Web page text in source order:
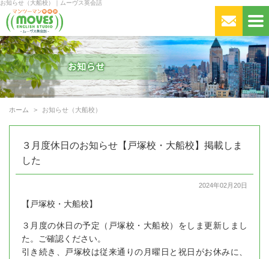
お知らせ（大船校）｜ムーヴス英会話
ホーム お知らせ（大船校）
３月度休日のお知らせ【戸塚校・大船校】掲載しま
した
2024年02月20日
【戸塚校・大船校】
３月度の休日の予定（戸塚校・大船校）をしま更新しまし
た。ご確認ください。
引き続き、戸塚校は従来通りの月曜日と祝日がお休みに、